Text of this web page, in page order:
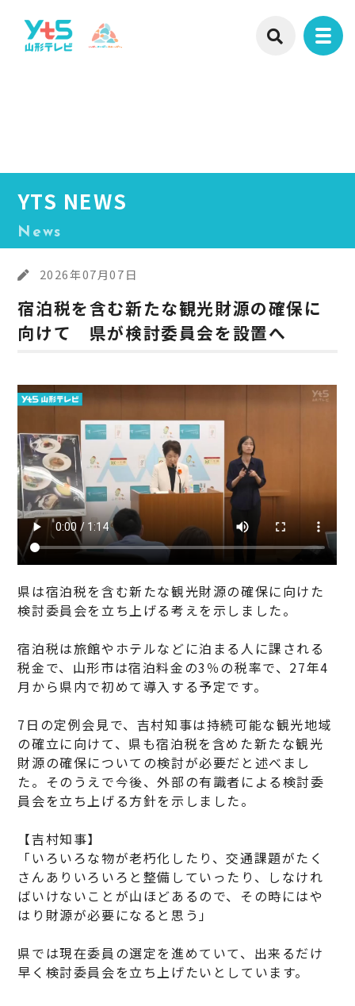
YTS NEWS
News
2026年07月07日
宿泊税を含む新たな観光財源の確保に
向けて 県が検討委員会を設置へ
県は宿泊税を含む新たな観光財源の確保に向けた
検討委員会を立ち上げる考えを示しました。
宿泊税は旅館やホテルなどに泊まる人に課される
税金で、山形市は宿泊料金の3％の税率で、27年4
月から県内で初めて導入する予定です。
7日の定例会見で、吉村知事は持続可能な観光地域
の確立に向けて、県も宿泊税を含めた新たな観光
財源の確保についての検討が必要だと述べまし
た。そのうえで今後、外部の有識者による検討委
員会を立ち上げる方針を示しました。
【吉村知事】
「いろいろな物が老朽化したり、交通課題がたく
さんありいろいろと整備していったり、しなけれ
ばいけないことが山ほどあるので、その時にはや
はり財源が必要になると思う」
県では現在委員の選定を進めていて、出来るだけ
早く検討委員会を立ち上げたいとしています。